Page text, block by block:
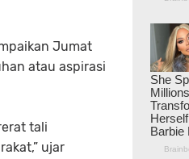
Jumat
atau aspirasi
tali
ujar